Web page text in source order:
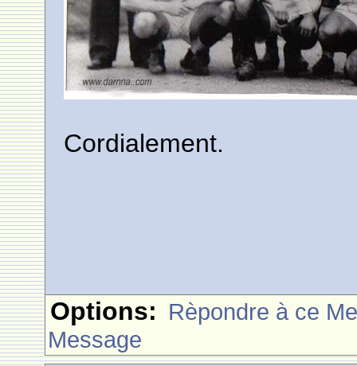
Cordialement.
Options: Rèpondre à ce
Message